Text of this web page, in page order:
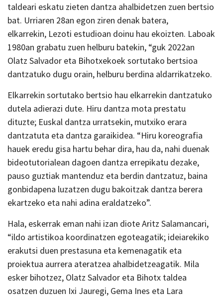
taldeari eskatu zieten dantza ahalbidetzen zuen bertsio
bat. Urriaren 28an egon ziren denak batera,
elkarrekin, Lezoti estudioan doinu hau ekoizten. Laboak
1980an grabatu zuen helburu batekin, “guk 2022an
Olatz Salvador eta Bihotxekoek sortutako bertsioa
dantzatuko dugu orain, helburu berdina aldarrikatzeko.
Elkarrekin sortutako bertsio hau elkarrekin dantzatuko
dutela adierazi dute. Hiru dantza mota prestatu
dituzte; Euskal dantza urratsekin, mutxiko erara
dantzatuta eta dantza garaikidea. “Hiru koreografia
hauek eredu gisa hartu behar dira, hau da, nahi duenak
bideotutorialean dagoen dantza errepikatu dezake,
pauso guztiak mantenduz eta berdin dantzatuz, baina
gonbidapena luzatzen dugu bakoitzak dantza berera
ekartzeko eta nahi adina eraldatzeko”.
Hala, eskerrak eman nahi izan diote Aritz Salamancari,
“ildo artistikoa koordinatzen egoteagatik; ideiarekiko
erakutsi duen prestasuna eta kemenagatik eta
proiektua aurrera ateratzea ahalbidetzeagatik. Mila
esker bihotzez, Olatz Salvador eta Bihotx taldea
osatzen duzuen Ixi Jauregi, Gema Ines eta Lara